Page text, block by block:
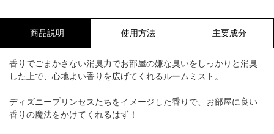
商品説明 使用方法 主要成分
香りでごまかさない消臭力でお部屋の嫌な臭いをしっかりと消臭
した上で、心地よい香りを広げてくれるルームミスト。
ディズニープリンセスたちをイメージした香りで、お部屋に良い
香りの魔法をかけてくれるはず！